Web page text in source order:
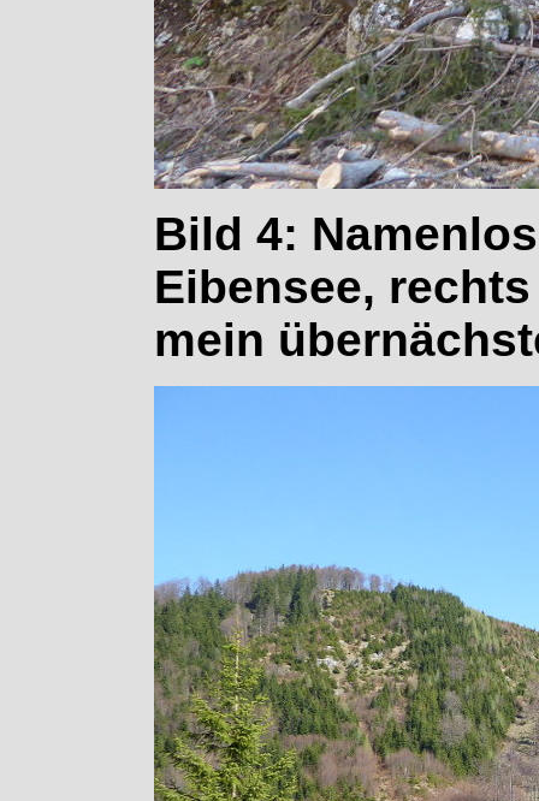
Bild 4:
Eibensee,
mein